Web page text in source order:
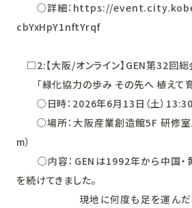
○詳細：https://
cbYxHpY1nftYrqf
□2:【大阪/オンライン】GEN第32回総
「緑化協力の歩み その先へ 植えて育
○日時：2026年6月13日（土）
○場所：大阪産業創造館5F 研修室A
m）
○内容：GENは1992年から中国・
を続けてきました。
現地に何度も足を運んだ専門